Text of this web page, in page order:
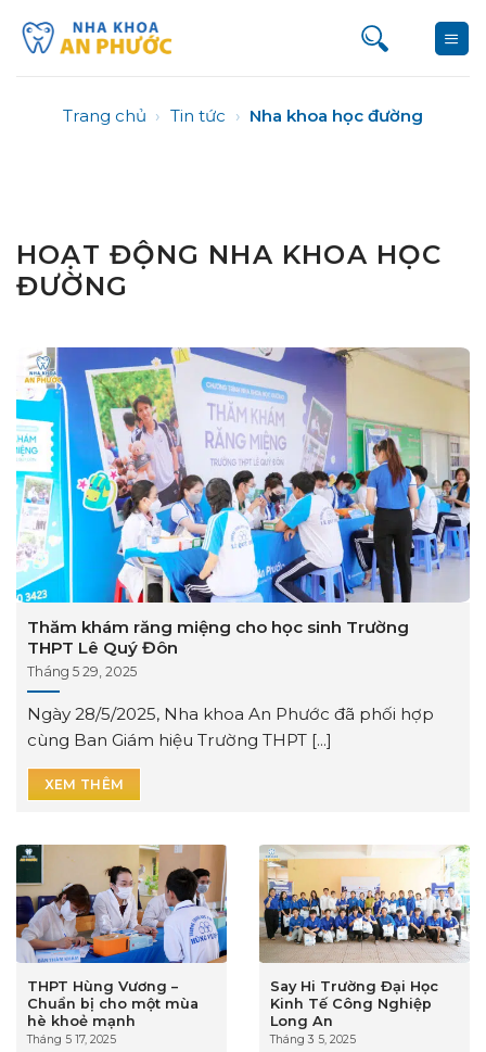
qua
Trang chủ › Tin tức › Nha khoa học đường
HOẠT ĐỘNG NHA KHOA HỌC
ĐƯỜNG
Thăm khám răng miệng cho học sinh Trường
THPT Lê Quý Đôn
Tháng 5 29, 2025
Ngày 28/5/2025, Nha khoa An Phước đã phối hợp
cùng Ban Giám hiệu Trường THPT [...]
XEM THÊM
THPT Hùng Vương –
Chuẩn bị cho một mùa
hè khoẻ mạnh
Tháng 5 17, 2025
Say Hi Trường Đại Học
Kinh Tế Công Nghiệp
Long An
Tháng 3 5, 2025